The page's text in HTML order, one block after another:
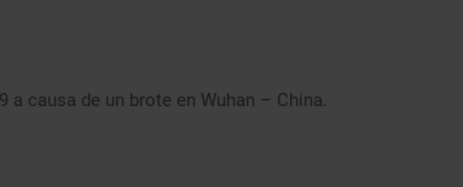
causa de un brote en Wuhan – China.